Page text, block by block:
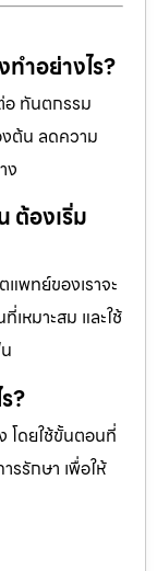
ำอย่างไร?
ทันตกรรม
งต้น ลดความ
ง
ต้องเริ่ม
พทย์ของเราจะ
เหมาะสม และใช้
?
โดยใช้ขั้นตอนที่
รรักษา เพื่อให้